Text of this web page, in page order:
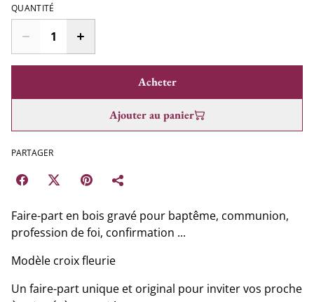
QUANTITÉ
Acheter
Ajouter au panier
PARTAGER
Faire-part en bois gravé pour baptême, communion,
profession de foi, confirmation ...
Modèle croix fleurie
Un faire-part unique et original pour inviter vos proche